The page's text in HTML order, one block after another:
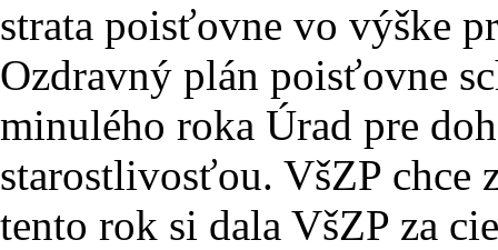
strata poisťovne vo výške
Ozdravný plán poisťovne
minulého roka Úrad pre
starostlivosťou. VšZP chce
tento rok si dala VšZP za